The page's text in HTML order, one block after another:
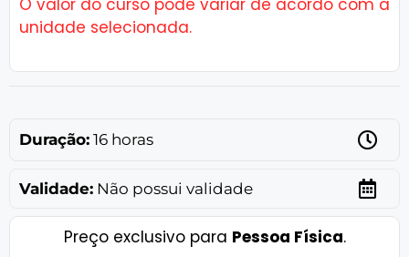
unidade selecionada.
Duração: 16 horas
Validade: Não possui validade
Preço exclusivo para Pessoa Física.